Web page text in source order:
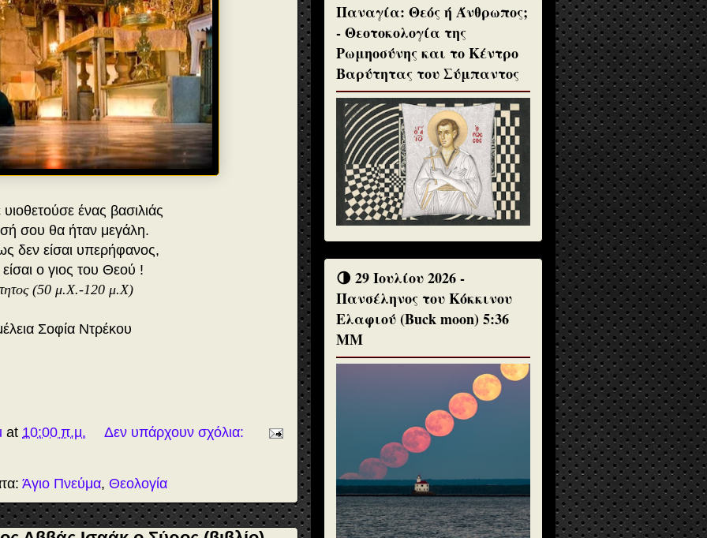
ένας βασιλιάς
σου θα ήταν μεγάλη.
δεν είσαι υπερήφανος,
ο γιος του Θεού !
(50 μ.Χ.-120 μ.Χ)
Σοφία Ντρέκου
at 10:00 π.μ. Δεν υπάρχουν σχόλια:
Άγιο Πνεύμα, Θεολογία
Παναγία: Θεός ή Άνθρωπος;
- Θεοτοκολογία της
Ρωμηοσύνης και το Κέντρο
Βαρύτητας του Σύμπαντος
🌗 29 Ιουλίου 2026 -
Πανσέληνος του Κόκκινου
Ελαφιού (Buck moon) 5:36
ΜΜ